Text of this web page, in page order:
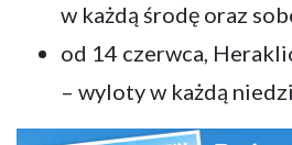
w każdą środę oraz
od 14 czerwca,
– wyloty w każdą